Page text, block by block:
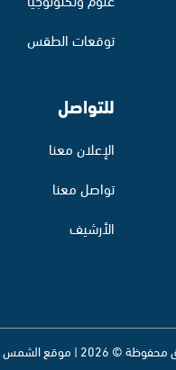
توقعات الطقس
للتواصل
الإعلان معنا
تواصل معنا
الأرشيف
2026 | موقع الشمس